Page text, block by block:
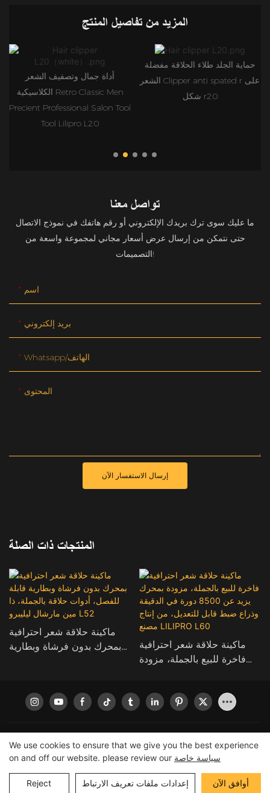
المزيد من تفاصيل المنتج
أداة جمال وتصفيف الشعر
الكلاسيكية Retro Classic Men
Precient Professional Salon Tool
Tool Lilipro L20
حماية الجلد طلاء الحلاقة مفضلة
الشعر Clipper anti spated r على
شكل r20
تواصل معنا
ما عليك سوى ترك بريدك الإلكتروني أو رقم هاتفك في نموذج الاتصال
حتى نتمكن من إرسال عرض أسعار مجاني لمجموعة واسعة من
التصميمات!
اسم
بريد إلكتروني
Whatsapp/الهاتف
المحتوى
إرسال الاستفسار الآن
المنتجات ذات الصلة
ماكينة حلاقة شعر احترافية
بمحرك بدون فرشاة وبطارية
ليليبرو L52
ماكينة حلاقة شعر احترافية
فاخرة للبيع بالجملة، مزودة
للتعديل، من إنتاج مصنع
جميع الحقوق محفوظة © 2026 لشركة ليليبرو |خريطة الموقع |سياسة
الخصوصية
We use cookies to ensure that we give you the best experience
on and off our website. please review our سياسة خاصة
Reject إعدادات ملفات تعريف الارتباط أوافق الآن